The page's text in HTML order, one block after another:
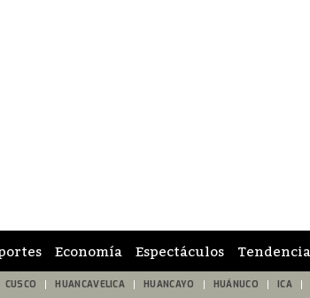
Economía Espectáculos Tendencia
CUSCO HUANCAVELICA HUANCAYO HUÁNUCO ICA